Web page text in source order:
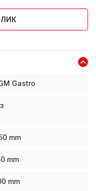
Gastro
mm
mm
mm